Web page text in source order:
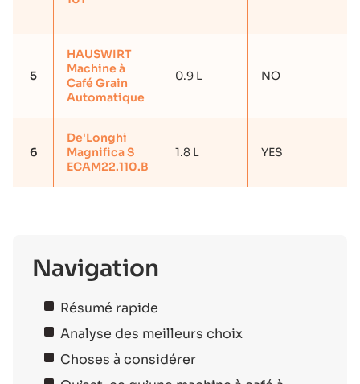
5
HAUSWIRT
Machine à
Café Grain
Automatique
0.9 L NO
6
De'Longhi
Magnifica S
ECAM22.110.B
1.8 L YES
Navigation
Résumé rapide
Analyse des meilleurs choix
Choses à considérer